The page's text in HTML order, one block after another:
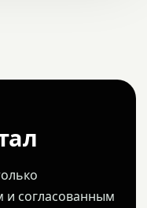
и согласованным